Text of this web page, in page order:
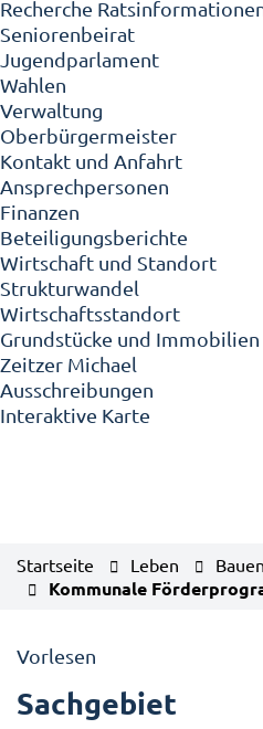
Recherche
Seniorenbeirat
Jugendparlament
Wahlen
Verwaltung
Oberbürgermeister
Kontakt und Anfahrt
Ansprechpersonen
Finanzen
Beteiligungsberichte
Wirtschaft und Standort
Strukturwandel
Wirtschaftsstandort
Grundstücke und Immobilien
Zeitzer Michael
Ausschreibungen
Interaktive Karte
Startseite Leben
Kommunale
Vorlesen
Sachgebiet